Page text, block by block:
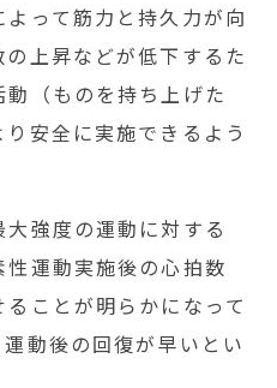
って筋力と持久力が向
上昇などが低下するた
（ものを持ち上げた
安全に実施できるよう
強度の運動に対する
運動実施後の心拍数
ことが明らかになって
動後の回復が早いとい